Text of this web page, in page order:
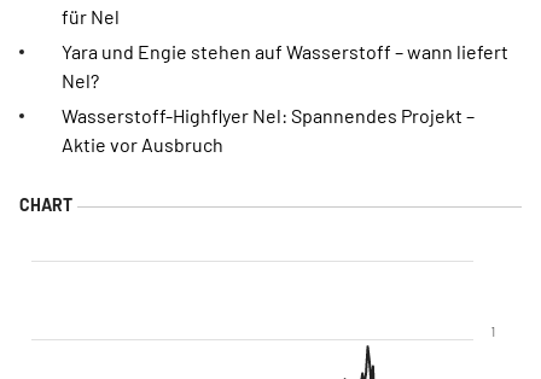
für Nel
Yara und Engie stehen auf Wasserstoff – wann liefert
Nel?
Wasserstoff-Highflyer Nel: Spannendes Projekt –
Aktie vor Ausbruch
1